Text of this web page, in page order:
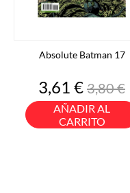
Absolute Batman 17
Precio
3,61 €Precio
base
3,80 €
AÑADIR AL
CARRITO